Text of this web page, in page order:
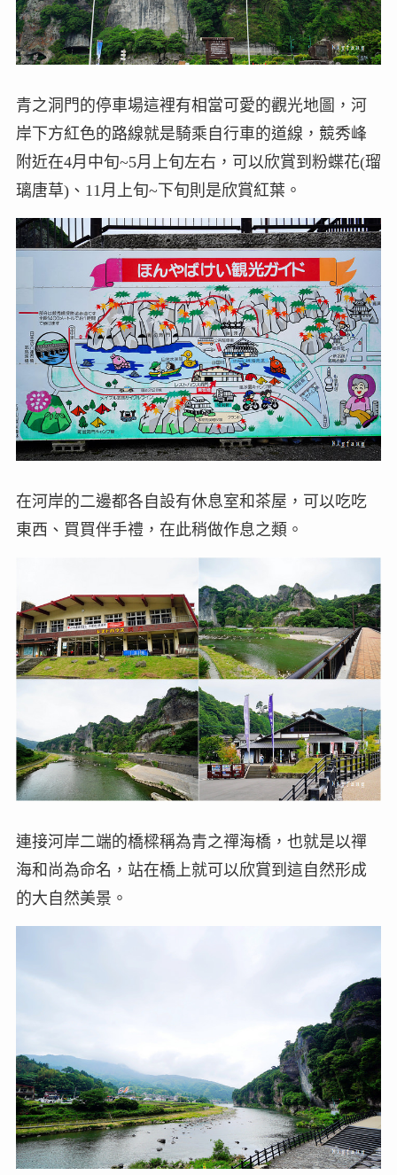
青之洞門的停車場這裡有相當可愛的觀光地圖，河
岸下方紅色的路線就是騎乘自行車的道線，競秀峰
附近在4月中旬~5月上旬左右，可以欣賞到粉蝶花(瑠
璃唐草)、11月上旬~下旬則是欣賞紅葉。
在河岸的二邊都各自設有休息室和茶屋，可以吃吃
東西、買買伴手禮，在此稍做作息之類。
連接河岸二端的橋樑稱為青之禪海橋，也就是以禪
海和尚為命名，站在橋上就可以欣賞到這自然形成
的大自然美景。